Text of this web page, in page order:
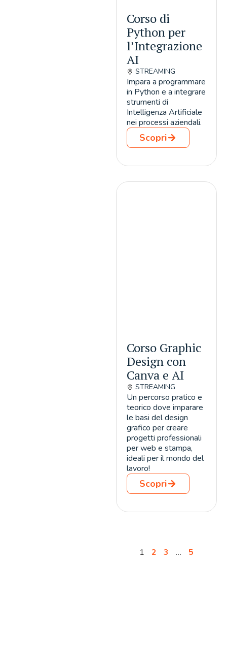
Corso di
Python per
l’Integrazione
AI
STREAMING
Impara a programmare
in Python e a integrare
strumenti di
Intelligenza Artificiale
nei processi aziendali.
Scopri
Corso Graphic
Design con
Canva e AI
STREAMING
Un percorso pratico e
teorico dove imparare
le basi del design
grafico per creare
progetti professionali
per web e stampa,
ideali per il mondo del
lavoro!
Scopri
1 2 3 … 5